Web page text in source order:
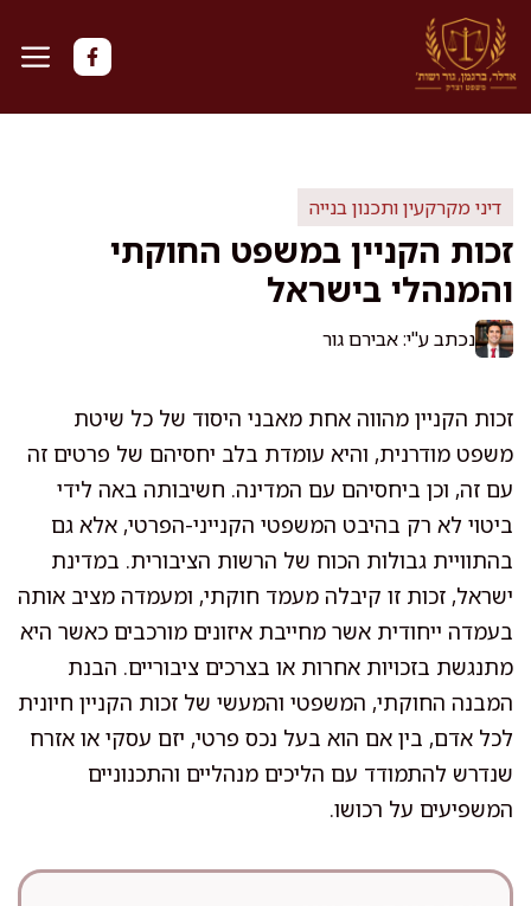
לדלג
לתוכן
דיני מקרקעין ותכנון בנייה
זכות הקניין במשפט החוקתי
והמנהלי בישראל
נכתב ע"י: אבירם גור
זכות הקניין מהווה אחת מאבני היסוד של כל שיטת
משפט מודרנית, והיא עומדת בלב יחסיהם של פרטים זה
עם זה, וכן ביחסיהם עם המדינה. חשיבותה באה לידי
ביטוי לא רק בהיבט המשפטי הקנייני-הפרטי, אלא גם
בהתוויית גבולות הכוח של הרשות הציבורית. במדינת
ישראל, זכות זו קיבלה מעמד חוקתי, ומעמדה מציב אותה
בעמדה ייחודית אשר מחייבת איזונים מורכבים כאשר היא
מתנגשת בזכויות אחרות או בצרכים ציבוריים. הבנת
המבנה החוקתי, המשפטי והמעשי של זכות הקניין חיונית
לכל אדם, בין אם הוא בעל נכס פרטי, יזם עסקי או אזרח
שנדרש להתמודד עם הליכים מנהליים והתכנוניים
המשפיעים על רכושו.